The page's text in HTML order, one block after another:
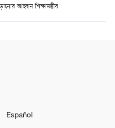
আহ্বান শিক্ষামন্ত্রীর
Español